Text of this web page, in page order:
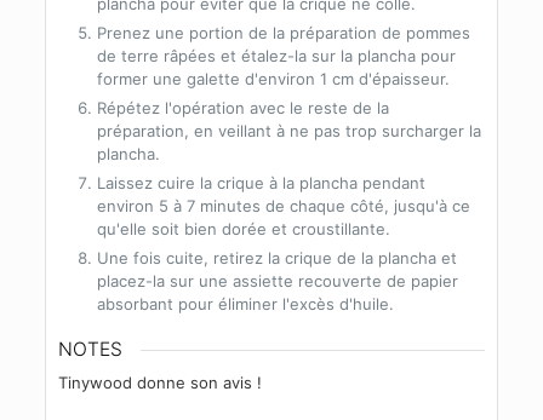
Prenez une portion de la préparation de pommes
de terre râpées et étalez-la sur la plancha pour
former une galette d'environ 1 cm d'épaisseur.
Répétez l'opération avec le reste de la
préparation, en veillant à ne pas trop surcharger la
plancha.
Laissez cuire la crique à la plancha pendant
environ 5 à 7 minutes de chaque côté, jusqu'à ce
qu'elle soit bien dorée et croustillante.
Une fois cuite, retirez la crique de la plancha et
placez-la sur une assiette recouverte de papier
absorbant pour éliminer l'excès d'huile.
NOTES
Tinywood donne son avis !